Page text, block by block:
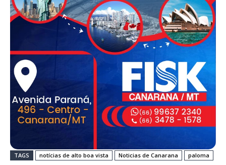
TAGS notícias de alto boa vista Noticias de Canarana paloma